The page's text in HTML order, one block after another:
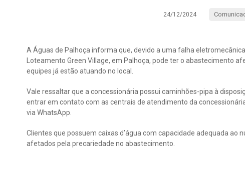
24/12/2024
A Águas de Palhoça informa que, devido a uma falha
Loteamento Green Village, em Palhoça, pode ter o abastecimento
equipes já estão atuando no local.
Vale ressaltar que a concessionária possui caminhões-pipa à
entrar em contato com as centrais de atendimento da
via WhatsApp.
Clientes que possuem caixas d’água com capacidade adequada
afetados pela precariedade no abastecimento.